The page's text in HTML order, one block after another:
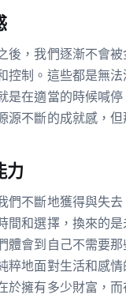
後，我們逐漸不會被
控制。這些都是無法
是在適當的時候喊
源不斷的成就感，
力
們不斷地獲得與失
間和選擇，換來的是
體會到自己不需要
粹地面對生活和感
於擁有多少財富，